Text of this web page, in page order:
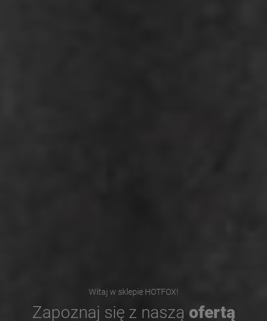
Witaj w sklepie HOTFOX!
Zapoznaj się z naszą ofertą